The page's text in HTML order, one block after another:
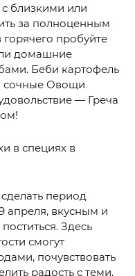
близкими или
за полноценным
пробуйте
домашние
Беби картофель
сочные Овощи
— Греча
в специях в
период
апреля, вкусным и
Здесь
смогут
почувствовать
радость с теми,